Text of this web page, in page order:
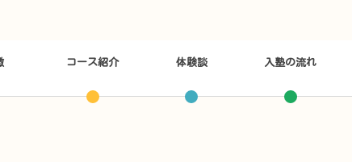
コース紹介 体験談 入塾の流れ